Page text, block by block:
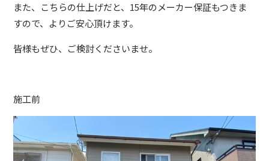
また、こちらの仕上げだと、15年のメーカー保証もつきま
すので、よりご安心頂けます。
皆様もぜひ、ご検討くださいませ。
施工前